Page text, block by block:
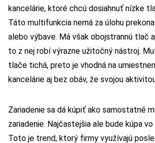
kancelárie, ktoré chcú dosiahnuť nízke
Táto multifunkcia nemá za úlohu
alebo výbave. Má však obojstrannú tlač
to z nej robí výrazne užitočný nástroj.
tlače tichá, preto je vhodná na
kancelárie aj bez obáv, že svojou
Zariadenie sa dá kúpiť ako samostatné
zariadenie. Najčastejšia ale bude kúpa
Toto je trend, ktorý firmy využívajú